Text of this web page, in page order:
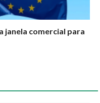
janela comercial para